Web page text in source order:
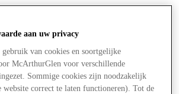
aan uw privacy
gebruik van cookies en soortgelijke
McArthurGlen voor verschillende
Sommige cookies zijn noodzakelijk
correct te laten functioneren). Tot de